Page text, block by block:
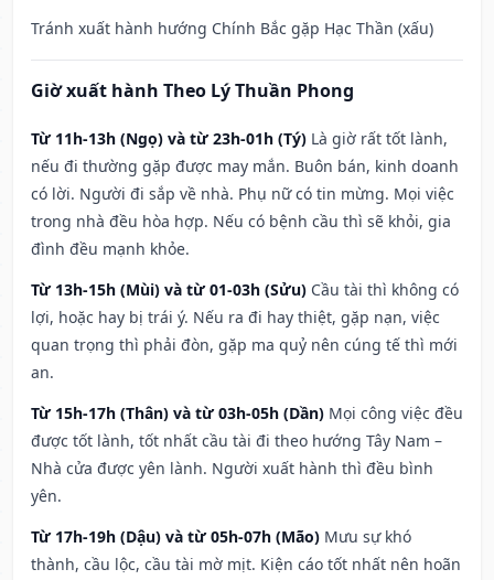
Tránh xuất hành hướng Chính Bắc gặp Hạc Thần (xấu)
Giờ xuất hành Theo Lý Thuần Phong
Từ 11h-13h (Ngọ) và từ 23h-01h (Tý) Là giờ rất tốt lành,
nếu đi thường gặp được may mắn. Buôn bán, kinh doanh
có lời. Người đi sắp về nhà. Phụ nữ có tin mừng. Mọi việc
trong nhà đều hòa hợp. Nếu có bệnh cầu thì sẽ khỏi, gia
đình đều mạnh khỏe.
Từ 13h-15h (Mùi) và từ 01-03h (Sửu) Cầu tài thì không có
lợi, hoặc hay bị trái ý. Nếu ra đi hay thiệt, gặp nạn, việc
quan trọng thì phải đòn, gặp ma quỷ nên cúng tế thì mới
an.
Từ 15h-17h (Thân) và từ 03h-05h (Dần) Mọi công việc đều
được tốt lành, tốt nhất cầu tài đi theo hướng Tây Nam –
Nhà cửa được yên lành. Người xuất hành thì đều bình
yên.
Từ 17h-19h (Dậu) và từ 05h-07h (Mão) Mưu sự khó
thành, cầu lộc, cầu tài mờ mịt. Kiện cáo tốt nhất nên hoãn